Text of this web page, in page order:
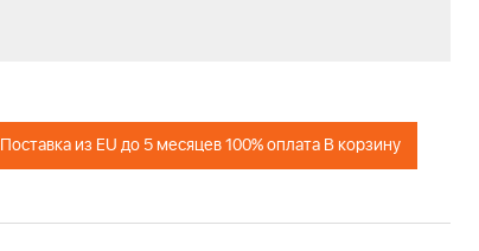
Поставка из EU до 5 месяцев 100% оплата В корзину